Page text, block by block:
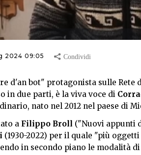
2024 09:05
d'an bot" protagonista sulle
in due parti, è la viva voce di
nato nel 2012 nel paese di
a Filippo Broll ("Nuovi appunti
(1930-2022) per il quale "più
in secondo piano le modalità